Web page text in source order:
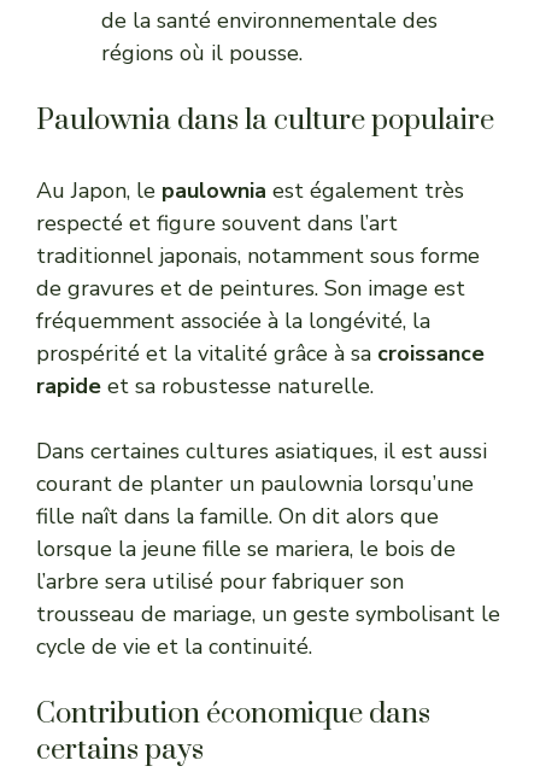
de la santé environnementale des
régions où il pousse.
Paulownia dans la culture populaire
Au Japon, le paulownia est également très
respecté et figure souvent dans l’art
traditionnel japonais, notamment sous forme
de gravures et de peintures. Son image est
fréquemment associée à la longévité, la
prospérité et la vitalité grâce à sa croissance
rapide et sa robustesse naturelle.
Dans certaines cultures asiatiques, il est aussi
courant de planter un paulownia lorsqu’une
fille naît dans la famille. On dit alors que
lorsque la jeune fille se mariera, le bois de
l’arbre sera utilisé pour fabriquer son
trousseau de mariage, un geste symbolisant le
cycle de vie et la continuité.
Contribution économique dans
certains pays